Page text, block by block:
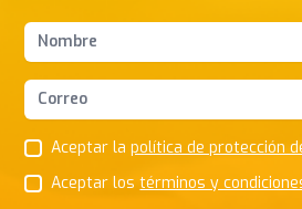
Nombres y apellidos
Correo Electrónico
Aceptar lapolítica de protección
Aceptar lostérminos y